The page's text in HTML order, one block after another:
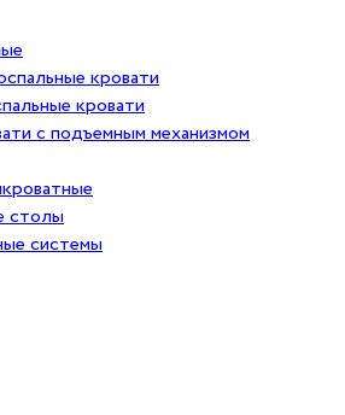
кровати
кровати
с подъемным механизмом
столы
системы